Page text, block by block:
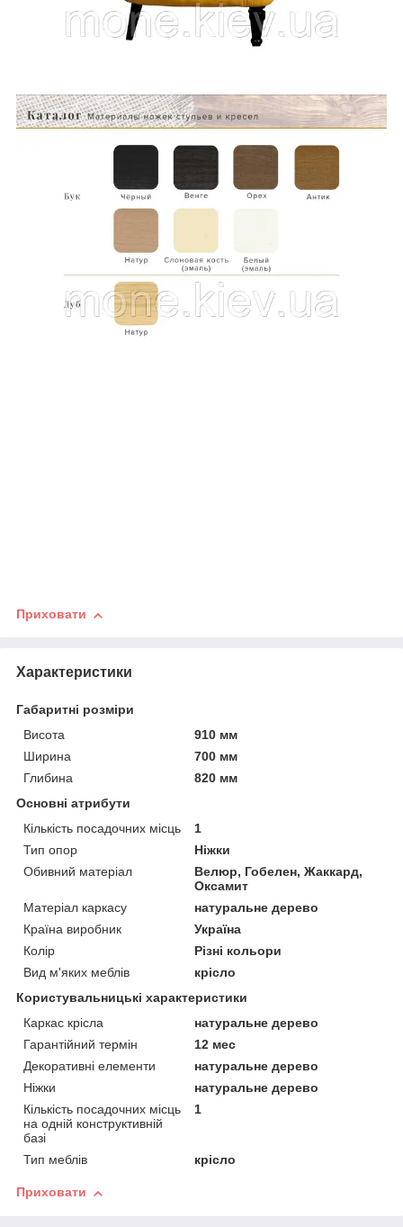
Приховати
Характеристики
Габаритні розміри
Висота
910 мм
Ширина
700 мм
Глибина
820 мм
Основні атрибути
Кількість посадочних місць
1
Тип опор
Ніжки
Обивний матеріал
Велюр, Гобелен, Жаккард,
Оксамит
Матеріал каркасу
натуральне дерево
Країна виробник
Україна
Колір
Різні кольори
Вид м'яких меблів
крісло
Користувальницькі характеристики
Каркас крісла
натуральне дерево
Гарантійний термін
12 мес
Декоративні елементи
натуральне дерево
Ніжки
натуральне дерево
Кількість посадочних місць
на одній конструктивній
базі
1
Тип меблів крісло
Приховати